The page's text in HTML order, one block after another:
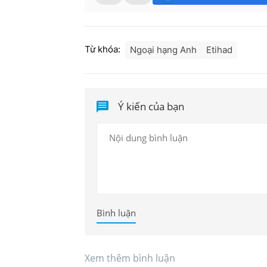
Từ khóa: Ngoại hạng Anh Etihad
Ý kiến của bạn
Bình luận
Xem thêm bình luận